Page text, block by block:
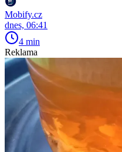
Mobify.cz
dnes, 06:41
4 min
Reklama